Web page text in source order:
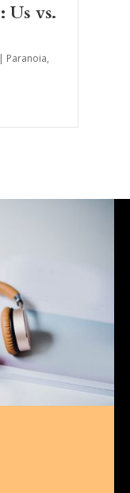
Us vs.
Paranoia,